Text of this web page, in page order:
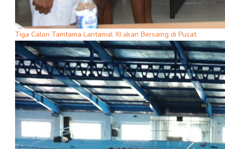
Tiga Calon Tamtama Lantamal XI akan Bersaing di Pusat